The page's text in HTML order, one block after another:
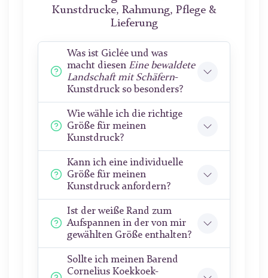
Kunstdrucke, Rahmung, Pflege &
Lieferung
Was ist Giclée und was
macht diesen Eine bewaldete
Landschaft mit Schäfern-
Kunstdruck so besonders?
Wie wähle ich die richtige
Größe für meinen
Kunstdruck?
Kann ich eine individuelle
Größe für meinen
Kunstdruck anfordern?
Ist der weiße Rand zum
Aufspannen in der von mir
gewählten Größe enthalten?
Sollte ich meinen Barend
Cornelius Koekkoek-